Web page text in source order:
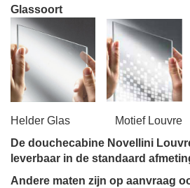
Glassoort
Helder Glas Motief
De douchecabine Novellini
leverbaar in de standaard
Andere maten zijn op aanvraag